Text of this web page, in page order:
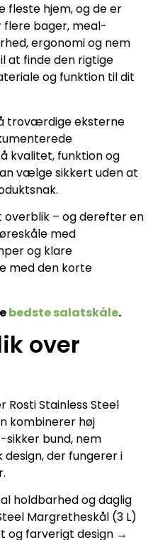
fleste hjem, og de er
flere bager, meal-
ergonomi og nem
at finde den rigtige
og funktion til dit
troværdige eksterne
kvalitet, funktion og
vælge sikkert uden at
overblik – og derefter en
med
og klare
med den korte
bedste salatskåle.
over
Rosti Stainless Steel
kombinerer høj
sikker bund, nem
der fungerer i
holdbarhed og daglig
Margretheskål (3 L)
og farverigt design →